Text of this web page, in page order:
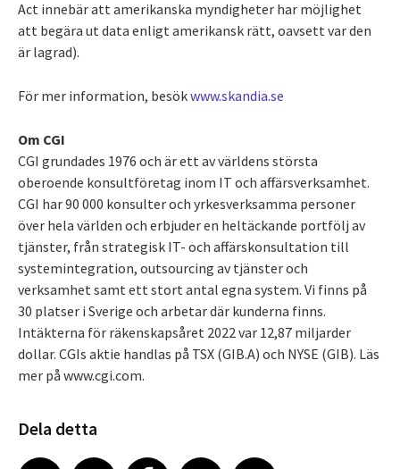
Act innebär att amerikanska myndigheter har möjlighet
att begära ut data enligt amerikansk rätt, oavsett var den
är lagrad).
För mer information, besökwww.skandia.se
Om CGI
CGI grundades 1976 och är ett av världens största
oberoende konsultföretag inom IT och affärsverksamhet.
CGI har 90 000 konsulter och yrkesverksamma personer
över hela världen och erbjuder en heltäckande portfölj av
tjänster, från strategisk IT- och affärskonsultation till
systemintegration, outsourcing av tjänster och
verksamhet samt ett stort antal egna system. Vi finns på
30 platser i Sverige och arbetar där kunderna finns.
Intäkterna för räkenskapsåret 2022 var 12,87 miljarder
dollar. CGIs aktie handlas på TSX (GIB.A) och NYSE (GIB). Läs
mer på www.cgi.com.
Dela detta